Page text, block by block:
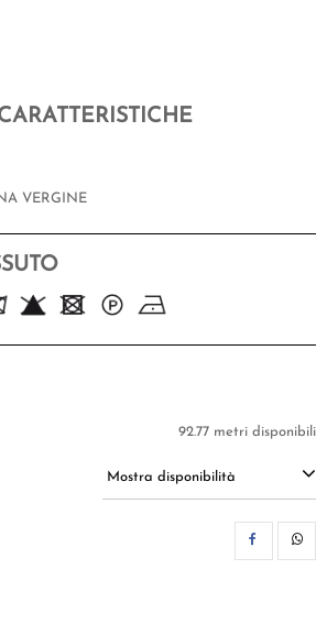
VERGINE
92.77 metri disponibili
Mostra disponibilità